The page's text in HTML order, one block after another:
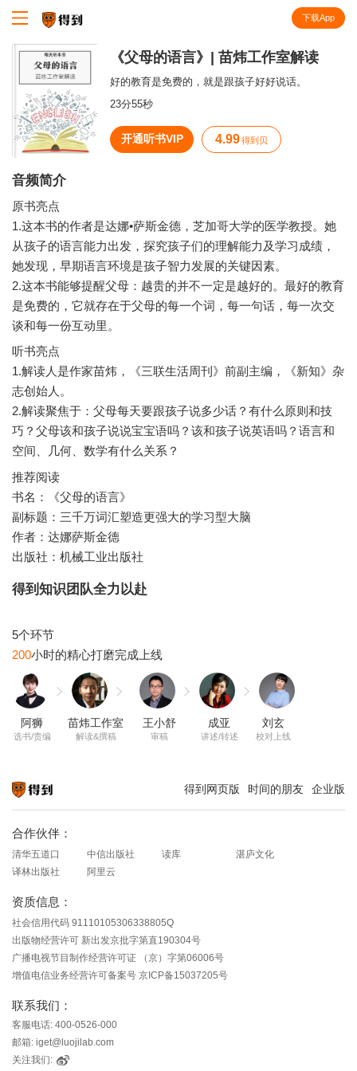
下载App
《父母的语言》| 苗炜工作室解读
好的教育是免费的，就是跟孩子好好说话。
23分55秒
开通听书VIP 4.99 得到贝
音频简介
原书亮点
1.这本书的作者是达娜•萨斯金德，芝加哥大学的医学教授。她
从孩子的语言能力出发，探究孩子们的理解能力及学习成绩，
她发现，早期语言环境是孩子智力发展的关键因素。
2.这本书能够提醒父母：越贵的并不一定是越好的。最好的教育
是免费的，它就存在于父母的每一个词，每一句话，每一次交
听书亮点
1.解读人是作家苗炜，《三联生活周刊》前副主编，《新知》杂
志创始人。
2.解读聚焦于：父母每天要跟孩子说多少话？有什么原则和技
巧？父母该和孩子说说宝宝语吗？该和孩子说英语吗？语言和
推荐阅读
书名：《父母的语言》
副标题：三千万词汇塑造更强大的学习型大脑
作者：达娜萨斯金德
出版社：机械工业出版社
得到知识团队全力以赴
200
阿狮
选书/责编
苗炜工作室
解读&撰稿
王小舒
审稿
成亚
讲述/转述
刘玄
校对上线
得到网页版 时间的朋友 企业版
合作伙伴：
清华五道口 中信出版社 读库
湛庐文化
译林出版社
阿里云
资质信息：
社会信用代码 91110105306338805Q
出版物经营许可 新出发京批字第直190304号
广播电视节目制作经营许可证 （京）字第06006号
增值电信业务经营许可备案号 京ICP备15037205号
联系我们：
客服电话: 400-0526-000
邮箱: iget@luojilab.com
关注我们: